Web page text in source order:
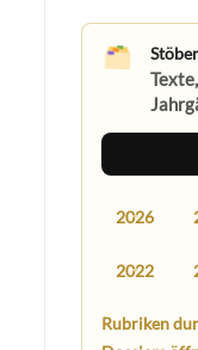
2026
2022
Rubriken